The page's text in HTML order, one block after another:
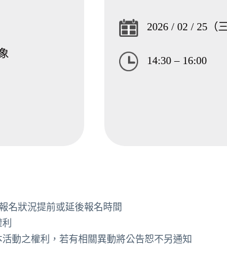
2026 / 02 / 25（
14:30 – 16:00
名狀況提前或延後報名時間
動之權利，若有相關異動將公告恕不另通知